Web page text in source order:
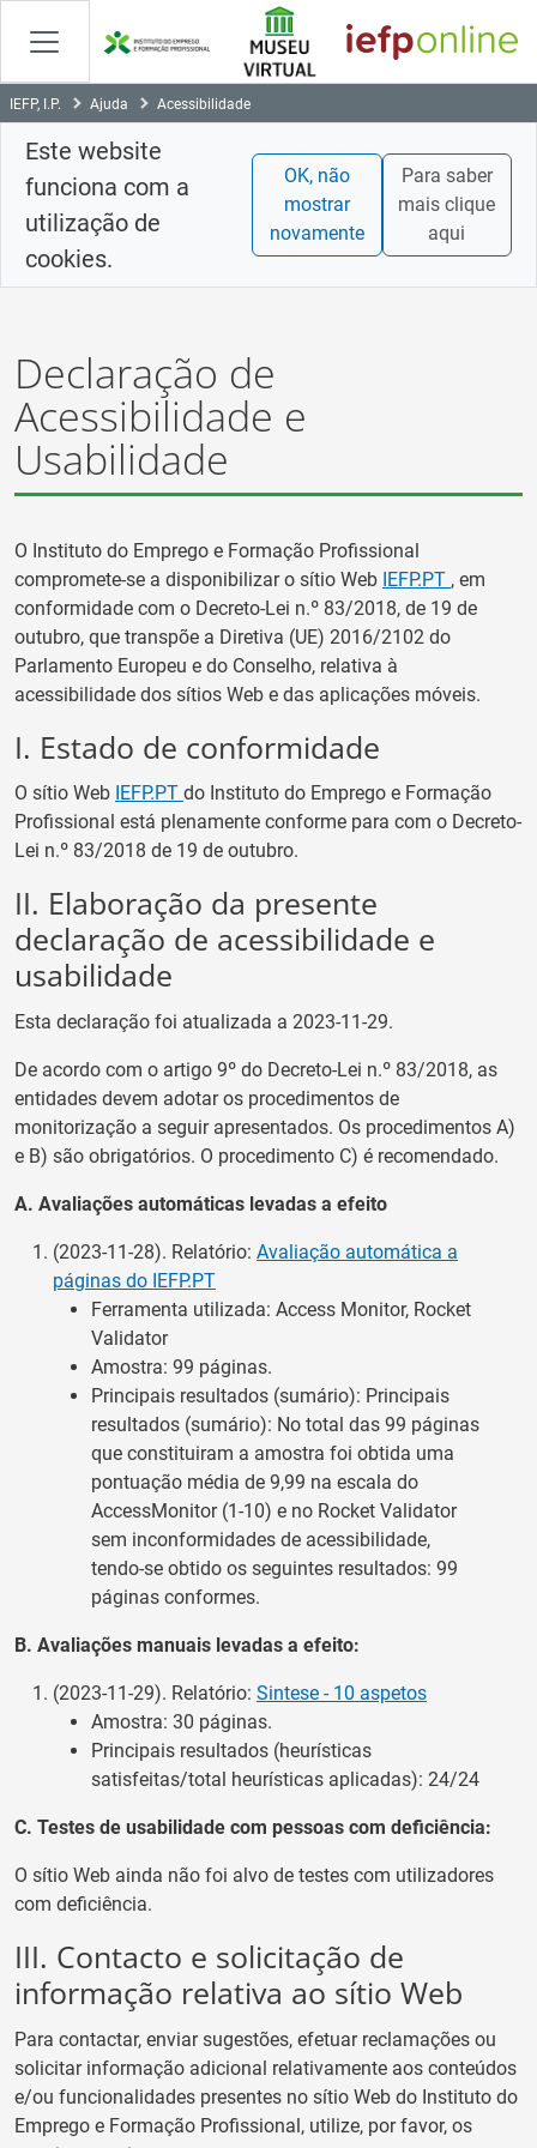
Saltar
para
conteúdo
principal
IEFP, I.P. Ajuda Acessibilidade
Este website
funciona com a
utilização de
cookies.
OK, não
mostrar
novamente
Para saber
mais clique
aqui
Declaração de
Acessibilidade e
Usabilidade
O Instituto do Emprego e Formação Profissional
compromete-se a disponibilizaro sítio Web IEFP.PT , em
conformidade com o Decreto-Lei n.º 83/2018, de 19 de
outubro, que transpõe a Diretiva (UE) 2016/2102 do
Parlamento Europeu e do Conselho, relativa à
acessibilidade dos sítios Web e das aplicações móveis.
I. Estado de conformidade
O sítio Web IEFP.PT do Instituto do Emprego e Formação
Profissional está plenamente conforme para com o Decreto-
Lei n.º 83/2018 de 19 de outubro.
II. Elaboração da presente
declaração de acessibilidade e
usabilidade
Esta declaração foi atualizada a 2023-11-29.
De acordo com o artigo 9º do Decreto-Lei n.º 83/2018, as
entidades devem adotar os procedimentos de
monitorização a seguir apresentados. Os procedimentos A)
e B) são obrigatórios. O procedimento C) é recomendado.
A. Avaliações automáticas levadas a efeito
(2023-11-28). Relatório: Avaliação automática a
páginas do IEFP.PT
Ferramenta utilizada: Access Monitor, Rocket
Validator
Amostra: 99 páginas.
Principais resultados (sumário): Principais
resultados (sumário): No total das 99 páginas
que constituiram a amostra foi obtida uma
pontuação média de 9,99 na escala do
AccessMonitor (1-10) e no Rocket Validator
sem inconformidades de acessibilidade,
tendo-se obtido os seguintes resultados: 99
páginas conformes.
B. Avaliações manuais levadas a efeito:
(2023-11-29). Relatório: Sintese - 10 aspetos
Amostra: 30 páginas.
Principais resultados (heurísticas
satisfeitas/total heurísticas aplicadas): 24/24
C. Testes de usabilidade com pessoas com deficiência:
O sítio Web ainda não foi alvo de testes com utilizadores
com deficiência.
III. Contacto e solicitação de
informação relativa ao sítio Web
Para contactar, enviar sugestões, efetuar reclamações ou
solicitar informação adicional relativamente aos conteúdos
e/ou funcionalidades presentes no sítio Web do Instituto do
Emprego e Formação Profissional, utilize, por favor, os